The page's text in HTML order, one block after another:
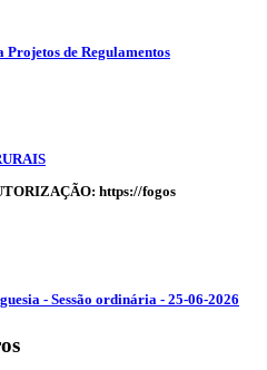
de Regulamentos
https://fogos
- Sessão ordinária - 25-06-2026